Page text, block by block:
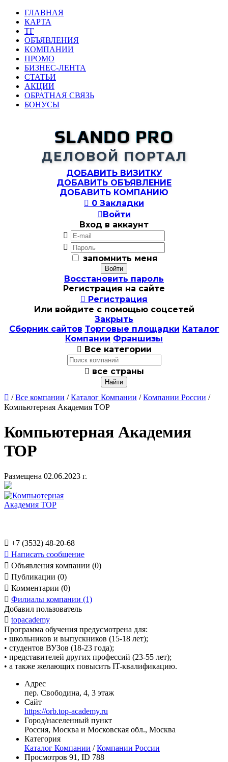
ГЛАВНАЯ
КАРТА
ТГ
ОБЪЯВЛЕНИЯ
КОМПАНИИ
ПРОМО
БИЗНЕС-ЛЕНТА
СТАТЬИ
АКЦИИ
ОБРАТНАЯ СВЯЗЬ
БОНУСЫ
SLANDO PRO
ДЕЛОВОЙ ПОРТАЛ
ДОБАВИТЬ ВИЗИТКУ
ДОБАВИТЬ ОБЪЯВЛЕНИЕ
ДОБАВИТЬ КОМПАНИЮ
 0 Закладки
Войти
Вход в аккаунт


запомнить меня
Восстановить пароль
Регистрация на сайте
 Регистрация
Или войдите с помощью соцсетей
Закрыть
Сборник сайтов Торговые площадки Каталог
Компании Франшизы
 Все категории
 все страны
 /Все компании /Каталог Компании /Компании России /
Компьютерная Академия TOP
Компьютерная Академия
TOP
Размещена 02.06.2023 г.
 +7 (3532) 48-20-68
 Написать сообщение
 Объявления компании (0)
 Публикации (0)
 Комментарии (0)
 Филиалы компании (1)
Добавил пользователь
 topacademy
Программа обучения предусмотрена для:
• школьников и выпускников (15-18 лет);
• студентов ВУЗов (18-23 года);
• представителей других профессий (23-55 лет);
• а также желающих повысить IT-квалификацию.
Адрес
пер. Свободина, 4, 3 этаж
Сайт
https://orb.top-academy.ru
Город/населенный пункт
Россия, Москва и Московская обл., Москва
Категория
Каталог Компании /Компании России
Просмотров 91, ID 788